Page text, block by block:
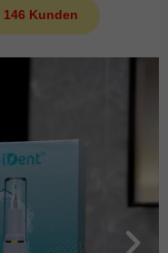
146 Kunden